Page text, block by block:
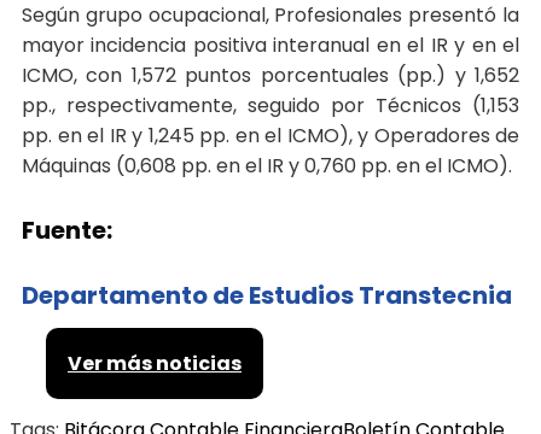
Según grupo ocupacional, Profesionales presentó la
mayor incidencia positiva interanual en el IR y en el
ICMO, con 1,572 puntos porcentuales (pp.) y 1,652
pp., respectivamente, seguido por Técnicos (1,153
pp. en el IR y 1,245 pp. en el ICMO), y Operadores de
Máquinas (0,608 pp. en el IR y 0,760 pp. en el ICMO).
Fuente:
Departamento de Estudios Transtecnia
Ver más noticias